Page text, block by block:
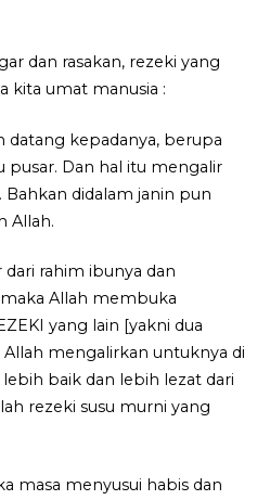
dan rasakan, rezeki yang
kita umat manusia :
datang kepadanya, berupa
pusar. Dan hal itu mengalir
Bahkan didalam janin pun
Allah.
dari rahim ibunya dan
Allah membuka
yang lain [yakni dua
mengalirkan untuknya di
baik dan lebih lezat dari
rezeki susu murni yang
masa menyusui habis dan